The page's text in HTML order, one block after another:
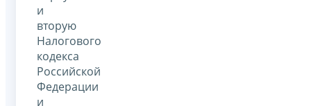
и
вторую
Налогового
кодекса
Российской
Федерации
и